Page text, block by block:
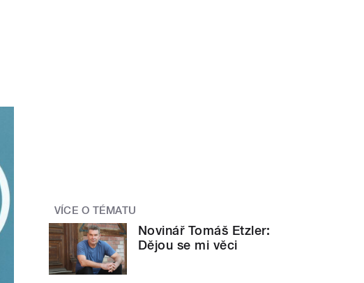
VÍCE O TÉMATU
Novinář Tomáš Etzler:
Dějou se mi věci